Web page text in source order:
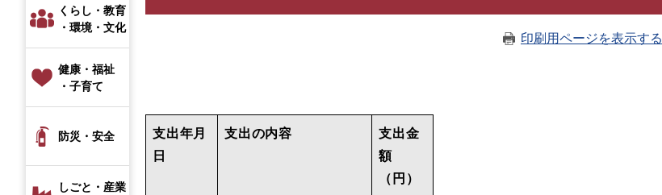
くらし・教育
・環境・文化
健康・福祉
・子育て
防災・安全
しごと・産業
印刷用ページを表示する
支出年月
日
支出の内容
支出金
額
（円）